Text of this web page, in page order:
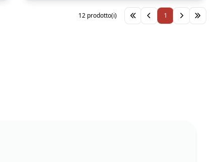
1
12 prodotto(i)